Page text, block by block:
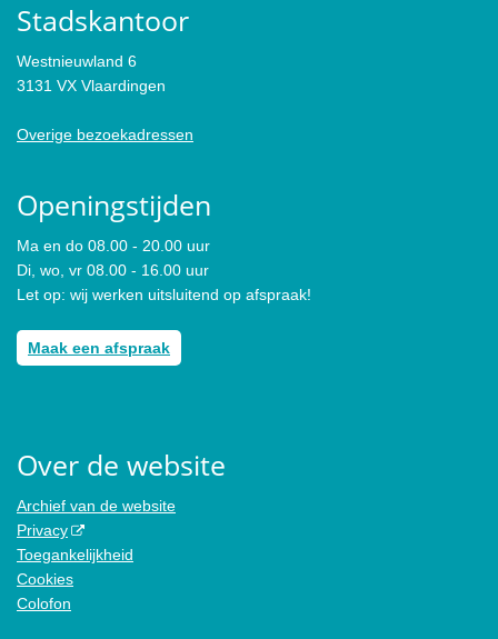
Stadskantoor
Westnieuwland 6
3131 VX Vlaardingen
Overige bezoekadressen
Openingstijden
Ma en do 08.00 - 20.00 uur
Di, wo, vr 08.00 - 16.00 uur
Let op: wij werken uitsluitend op afspraak!
Maak een afspraak
Over de website
Archief van de website
Privacy
Toegankelijkheid
Cookies
Colofon